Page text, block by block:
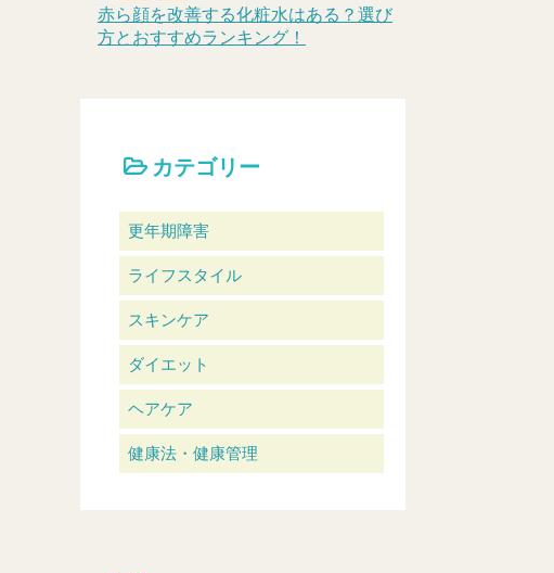
赤ら顔を改善する化粧水はある？選び
方とおすすめランキング！
カテゴリー
更年期障害
ライフスタイル
スキンケア
ダイエット
ヘアケア
健康法・健康管理